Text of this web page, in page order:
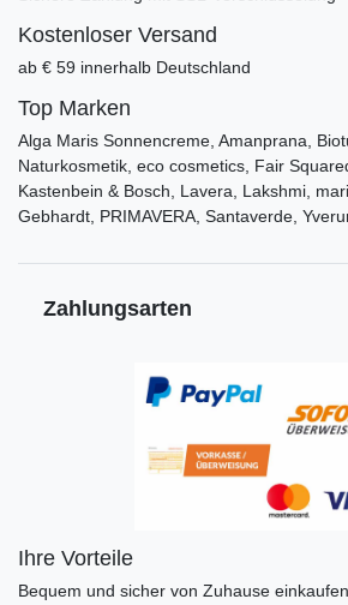
Kostenloser Versand
ab € 59 innerhalb Deutschland
Top Marken
Alga Maris Sonnencreme, Amanprana,
Naturkosmetik, eco cosmetics, Fair
Kastenbein & Bosch, Lavera, Lakshmi,
Gebhardt, PRIMAVERA, Santaverde,
Zahlungsarten
Ihre Vorteile
Bequem und sicher von Zuhause einkaufen